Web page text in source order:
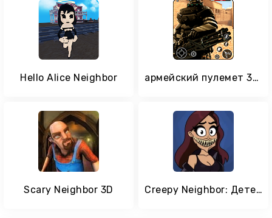
Hello Alice Neighbor армейский пулемет 3D: симулятор съемки
Scary Neighbor 3D Creepy Neighbor: Детектор Лжи